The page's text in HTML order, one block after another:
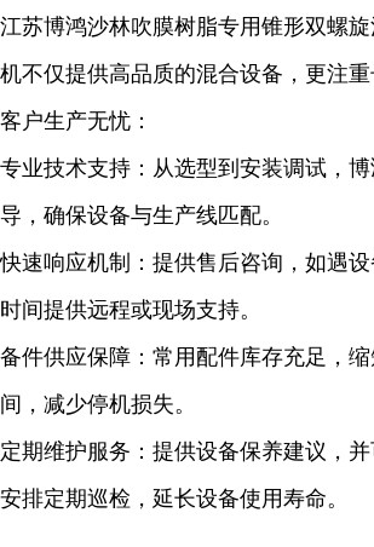
江苏博鸿沙林吹膜树脂专用锥形双螺
机不仅提供高品质的混合设备，更注
客户生产无忧：
专业技术支持：从选型到安装调试，
导，确保设备与生产线匹配。
快速响应机制：提供售后咨询，如遇
时间提供远程或现场支持。
备件供应保障：常用配件库存充足，
间，减少停机损失。
定期维护服务：提供设备保养建议，
安排定期巡检，延长设备使用寿命。